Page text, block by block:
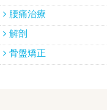
腰痛治療
解剖
骨盤矯正